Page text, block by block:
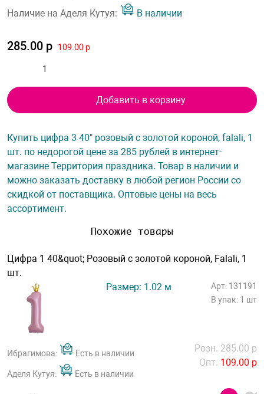
Наличие на Аделя Кутуя:
В наличии
285.00 р 109.00 р
Добавить в корзину
Купить цифра 3 40" розовый с золотой короной, falali, 1
шт. по недорогой цене за 285 рублей в интернет-
магазине Территория праздника. Товар в наличии и
можно заказать доставку в любой регион России со
скидкой от поставщика. Оптовые цены на весь
ассортимент.
Похожие товары
Цифра 1 40&quot; Розовый с золотой короной, Falali, 1
шт.
Размер: 1.02 м
Арт: 131191
В упак: 1 шт
Ибрагимова: Есть в наличии
Аделя Кутуя: Есть в наличии
Розн. 285.00 р
Опт. 109.00 р